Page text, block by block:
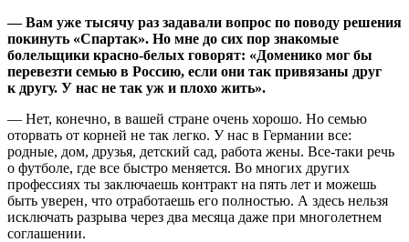
— Вам уже тысячу раз задавали вопрос по поводу решения
покинуть «Спартак». Но мне до сих пор знакомые
болельщики красно-белых говорят: «Доменико мог бы
перевезти семью в Россию, если они так привязаны друг
к другу. У нас не так уж и плохо жить».
— Нет, конечно, в вашей стране очень хорошо. Но семью
оторвать от корней не так легко. У нас в Германии все:
родные, дом, друзья, детский сад, работа жены. Все-таки речь
о футболе, где все быстро меняется. Во многих других
профессиях ты заключаешь контракт на пять лет и можешь
быть уверен, что отработаешь его полностью. А здесь нельзя
исключать разрыва через два месяца даже при многолетнем
соглашении.